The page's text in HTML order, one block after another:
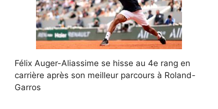
Félix Auger-Aliassime se hisse au 4e rang en
carrière après son meilleur parcours à Roland-
Garros